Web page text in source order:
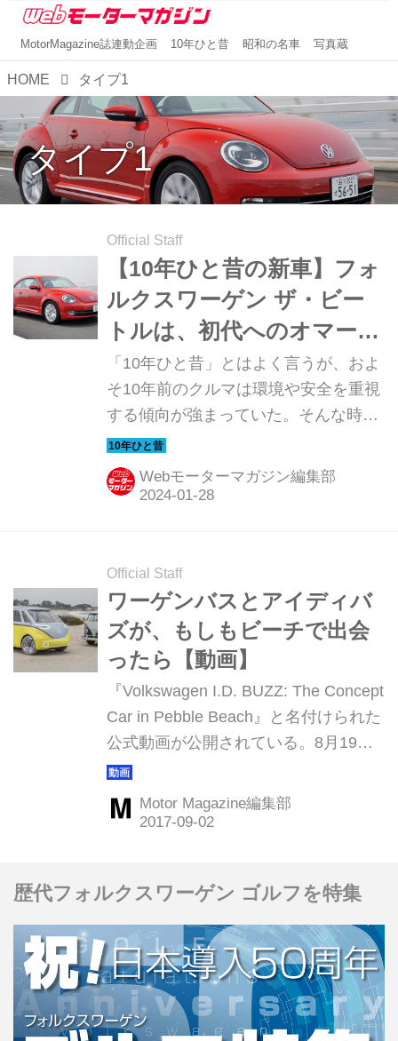
MotorMagazine誌連動企画 10年ひと昔 昭和の名車 写真蔵
HOME タイプ1
タイプ1
Official Staff
【10年ひと昔の新車】フォ
ルクスワーゲン ザ・ビー
トルは、初代へのオマージ
ュから生まれた
「10年ひと昔」とはよく言うが、およ
そ10年前のクルマは環境や安全を重視
する傾向が強まっていた。そんな時代
のニューモデル試乗記を当時の記事と
写真で紹介していこう。今回は、フォ
ルクスワーゲン ザ・ビートルだ。
Webモーターマガジン編集部
Official Staff
ワーゲンバスとアイディバ
ズが、もしもビーチで出会
ったら【動画】
『Volkswagen I.D. BUZZ: The Concept
Car in Pebble Beach』と名付けられた
公式動画が公開されている。8月19
日、正式にEVバンとして生産されるこ
とが発表された『I.D.バズ』と、50年
代から60年代にかけて販売された『タ
Motor Magazine編集部
歴代フォルクスワーゲン ゴルフを特集